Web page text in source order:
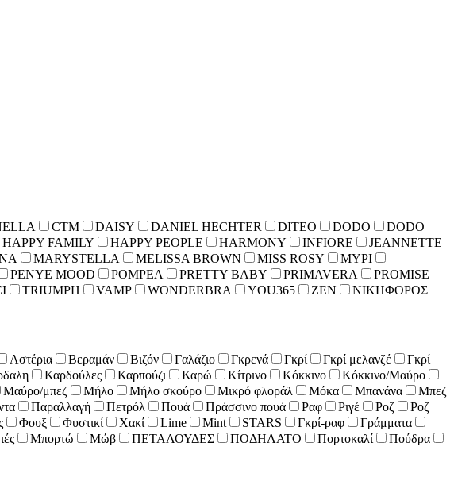
CTM DAISY DANIEL HECHTER DITEO DODO
DODO
HAPPY FAMILY HAPPY PEOPLE HARMONY INFIORE
JEANNETTE
MARYSTELLA MELISSA BROWN MISS ROSY
MYPI
PENYE MOOD POMPEA PRETTY BABY PRIMAVERA
PROMISE
TRIUMPH VAMP WONDERBRA YOU365 ZEN ΝΙΚΗΦΟΡΟΣ
Αστέρια Βεραμάν Βιζόν Γαλάζιο Γκρενά Γκρί Γκρί μελανζέ
Γκρί
Καρδούλες Καρπούζι Καρώ Κίτρινο Κόκκινο
Κόκκινο/Μαύρο
Μαύρο/μπεζ Μήλο Μήλο σκούρο Μικρό φλοράλ Μόκα Μπανάνα
Μπεζ
Παραλλαγή Πετρόλ Πουά Πράσσινο πουά Ραφ Ριγέ Ροζ
Ροζ
Φουξ Φυστικί Χακί Lime Mint STARS Γκρί-ραφ
Γράμματα
Μπορτώ Μώβ ΠΕΤΑΛΟΥΔΕΣ ΠΟΔΗΛΑΤΟ Πορτοκαλί
Πούδρα